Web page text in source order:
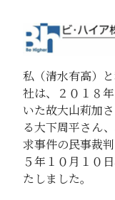
私（清水有高）
社は、２０１８
いた故大山莉加
る大下周平さん
求事件の民事裁
５年１０月１０
たしました。